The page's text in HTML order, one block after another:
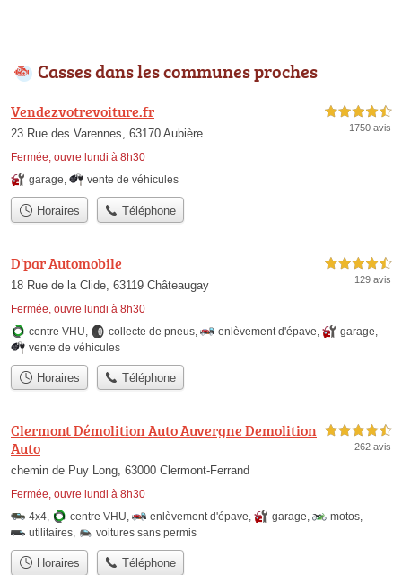
Casses dans les communes proches
Vendezvotrevoiture.fr
23 Rue des Varennes, 63170 Aubière
Fermée, ouvre lundi à 8h30
4,5 étoiles sur 5
1750 avis
garage, vente de véhicules
Horaires Téléphone
D'par Automobile
18 Rue de la Clide, 63119 Châteaugay
Fermée, ouvre lundi à 8h30
4,5 étoiles sur 5
129 avis
centre VHU collecte de pneus enlèvement d'épave garage
vente de véhicules
Horaires Téléphone
Clermont Démolition Auto Auvergne Demolition
Auto
chemin de Puy Long, 63000 Clermont-Ferrand
Fermée, ouvre lundi à 8h30
4,5 étoiles sur 5
262 avis
4x4, centre VHU, enlèvement d'épave, garage, motos,
utilitaires, voitures sans permis
Horaires Téléphone